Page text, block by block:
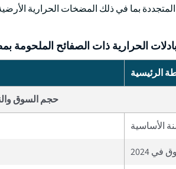
بما في ذلك المضخات الحرارية
الحرارية ذات الصفائح الملحومة
الرئيسية
حجم السوق
الأساسية
2024